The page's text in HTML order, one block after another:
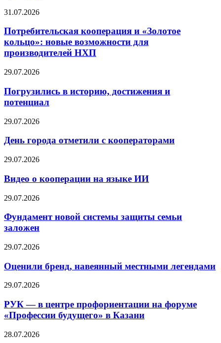
31.07.2026
Потребительская кооперация и «Золотое
кольцо»: новые возможности для
производителей НХП
29.07.2026
Погрузились в историю, достижения и
потенциал
29.07.2026
День города отметили с кооператорами
29.07.2026
Видео о кооперации на языке ИИ
29.07.2026
Фундамент новой системы защиты семьи
заложен
29.07.2026
Оценили бренд, навеянный местными легендами
29.07.2026
РУК — в центре профориентации на форуме
«Профессии будущего» в Казани
28.07.2026